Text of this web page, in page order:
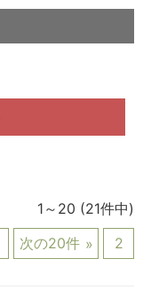
1～20 (21件中)
次の20件 2